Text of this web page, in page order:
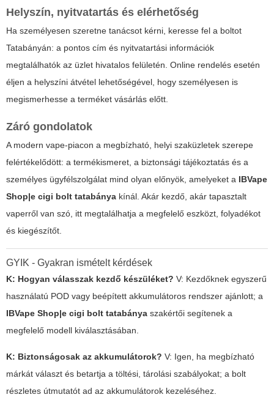
Helyszín, nyitvatartás és elérhetőség
Ha személyesen szeretne tanácsot kérni, keresse fel a boltot
Tatabányán: a pontos cím és nyitvatartási információk
megtalálhatók az üzlet hivatalos felületén. Online rendelés esetén
éljen a helyszíni átvétel lehetőségével, hogy személyesen is
megismerhesse a terméket vásárlás előtt.
Záró gondolatok
A modern vape-piacon a megbízható, helyi szaküzletek szerepe
felértékelődött: a termékismeret, a biztonsági tájékoztatás és a
személyes ügyfélszolgálat mind olyan előnyök, amelyeket a IBVape
Shop|e cigi bolt tatabánya kínál. Akár kezdő, akár tapasztalt
vaperről van szó, itt megtalálhatja a megfelelő eszközt, folyadékot
és kiegészítőt.
GYIK - Gyakran ismételt kérdések
K: Hogyan válasszak kezdő készüléket? V: Kezdőknek egyszerű
használatú POD vagy beépített akkumulátoros rendszer ajánlott; a
IBVape Shop|e cigi bolt tatabánya szakértői segítenek a
megfelelő modell kiválasztásában.
K: Biztonságosak az akkumulátorok? V: Igen, ha megbízható
márkát választ és betartja a töltési, tárolási szabályokat; a bolt
részletes útmutatót ad az akkumulátorok kezeléséhez.